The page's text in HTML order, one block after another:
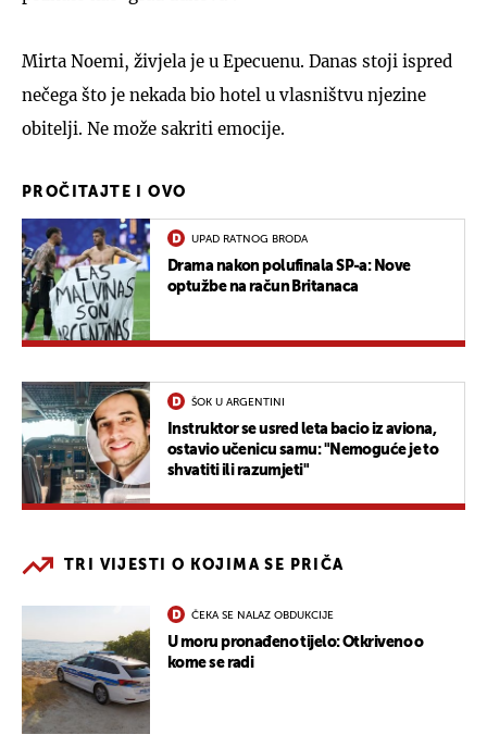
Mirta Noemi, živjela je u Epecuenu. Danas stoji ispred
nečega što je nekada bio hotel u vlasništvu njezine
obitelji. Ne može sakriti emocije.
PROČITAJTE I OVO
UPAD RATNOG BRODA
Drama nakon polufinala SP-a: Nove
optužbe na račun Britanaca
ŠOK U ARGENTINI
Instruktor se usred leta bacio iz aviona,
ostavio učenicu samu: "Nemoguće je to
shvatiti ili razumjeti"
TRI VIJESTI O KOJIMA SE PRIČA
ČEKA SE NALAZ OBDUKCIJE
U moru pronađeno tijelo: Otkriveno o
kome se radi